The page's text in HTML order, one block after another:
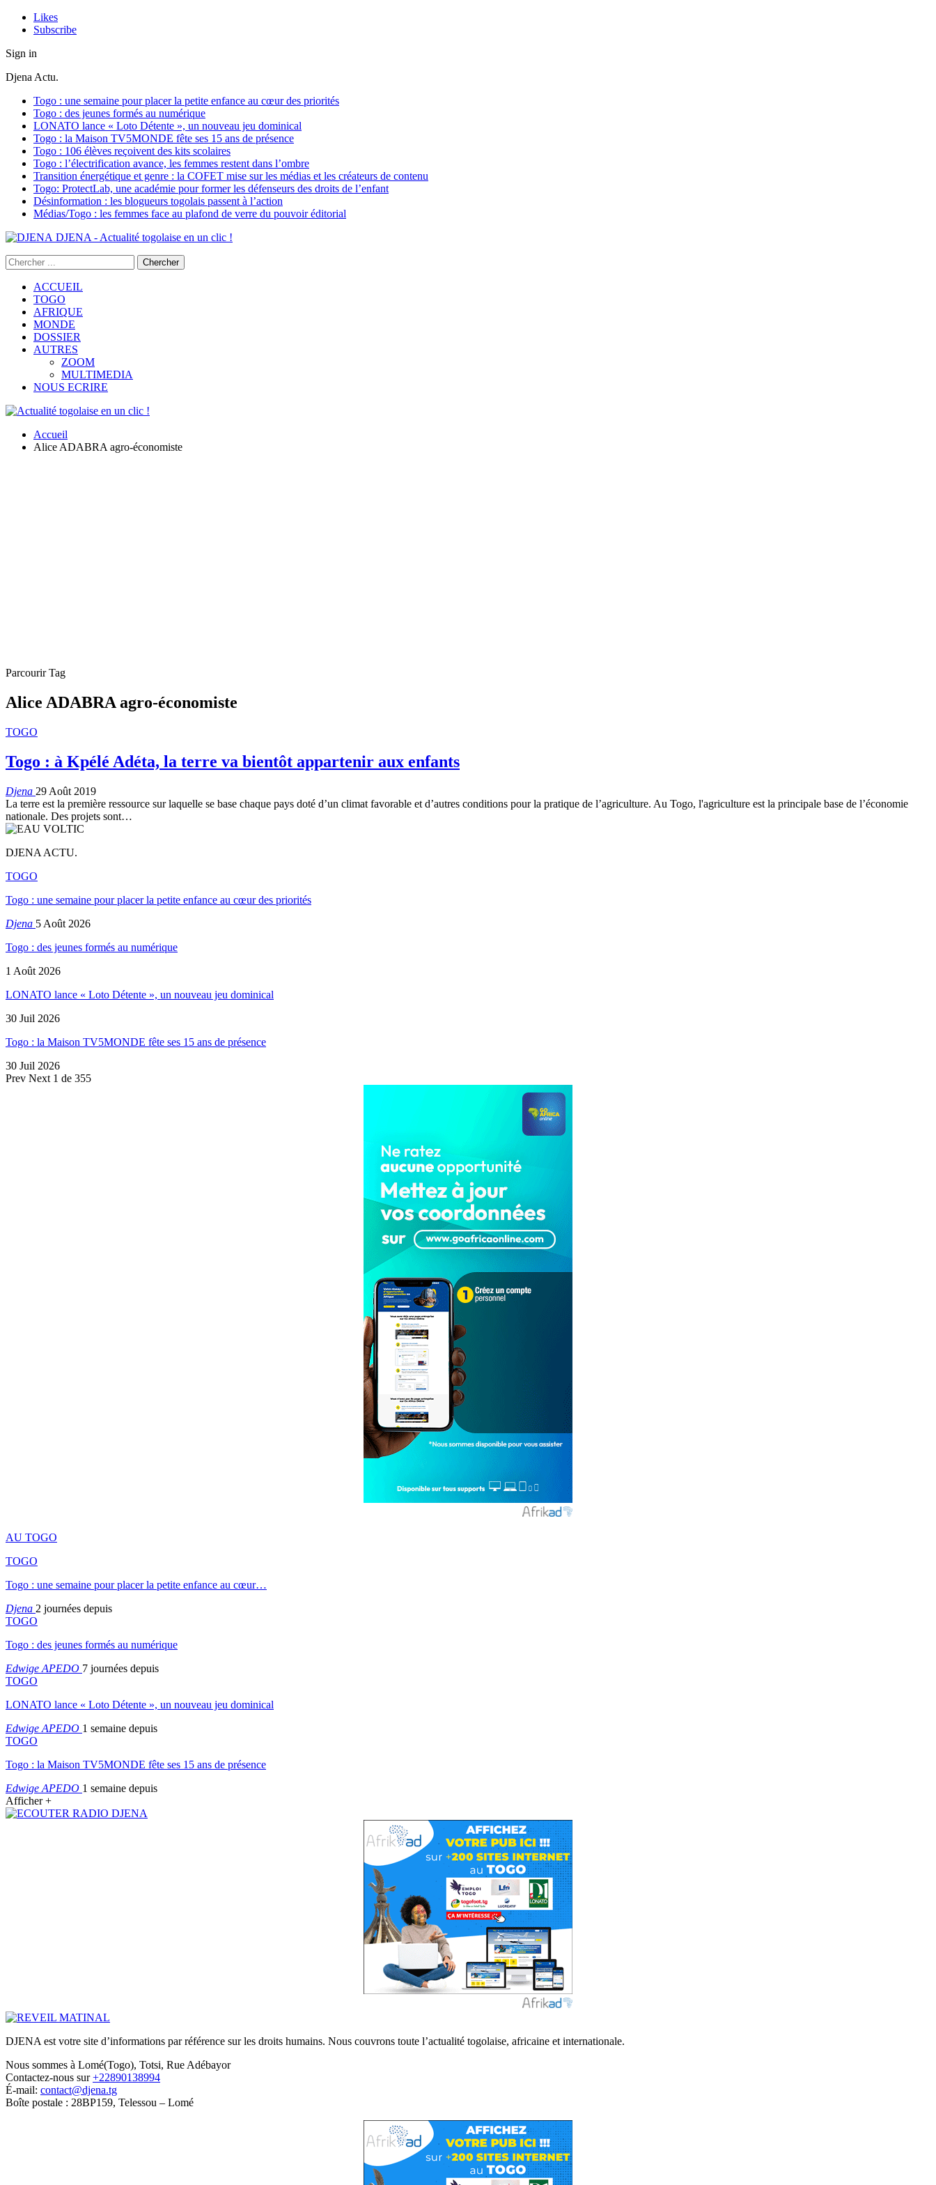
Likes
Subscribe
Sign in
Djena Actu.
Togo : une semaine pour placer la petite enfance au cœur des priorités
Togo : des jeunes formés au numérique
LONATO lance « Loto Détente », un nouveau jeu dominical
Togo : la Maison TV5MONDE fête ses 15 ans de présence
Togo : 106 élèves reçoivent des kits scolaires
Togo : l’électrification avance, les femmes restent dans l’ombre
Transition énergétique et genre : la COFET mise sur les médias et les créateurs de contenu
Togo: ProtectLab, une académie pour former les défenseurs des droits de l’enfant
Désinformation : les blogueurs togolais passent à l’action
Médias/Togo : les femmes face au plafond de verre du pouvoir éditorial
DJENA - Actualité togolaise en un clic !
ACCUEIL
TOGO
AFRIQUE
MONDE
DOSSIER
AUTRES
ZOOM
MULTIMEDIA
NOUS ECRIRE
Accueil
Alice ADABRA agro-économiste
Parcourir Tag
Alice ADABRA agro-économiste
TOGO
Togo : à Kpélé Adéta, la terre va bientôt appartenir aux enfants
Djena 29 Août 2019
La terre est la première ressource sur laquelle se base chaque pays doté d’un climat favorable et d’autres conditions pour la pratique de l’agriculture. Au Togo, l'agriculture est la principale base de l’économie
nationale. Des projets sont…
DJENA ACTU.
TOGO
Togo : une semaine pour placer la petite enfance au cœur des priorités
Djena 5 Août 2026
Togo : des jeunes formés au numérique
1 Août 2026
LONATO lance « Loto Détente », un nouveau jeu dominical
30 Juil 2026
Togo : la Maison TV5MONDE fête ses 15 ans de présence
30 Juil 2026
Prev Next 1 de 355
AU TOGO
TOGO
Togo : une semaine pour placer la petite enfance au cœur…
Djena 2 journées depuis
TOGO
Togo : des jeunes formés au numérique
Edwige APEDO 7 journées depuis
TOGO
LONATO lance « Loto Détente », un nouveau jeu dominical
Edwige APEDO 1 semaine depuis
TOGO
Togo : la Maison TV5MONDE fête ses 15 ans de présence
Edwige APEDO 1 semaine depuis
Afficher +
DJENA est votre site d’informations par référence sur les droits humains. Nous couvrons toute l’actualité togolaise, africaine et internationale.
Nous sommes à Lomé(Togo), Totsi, Rue Adébayor
Contactez-nous sur+22890138994
É-mail: contact@djena.tg
Boîte postale : 28BP159, Telessou – Lomé